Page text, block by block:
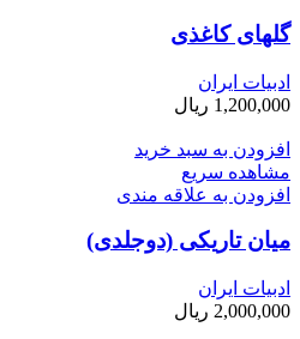
گلهای کاغذی
ادبیات ایران
1,200,000 ریال
افزودن به سبد خرید
مشاهده سریع
افزودن به علاقه مندی
میان تاریکی (دوجلدی)
ادبیات ایران
2,000,000 ریال